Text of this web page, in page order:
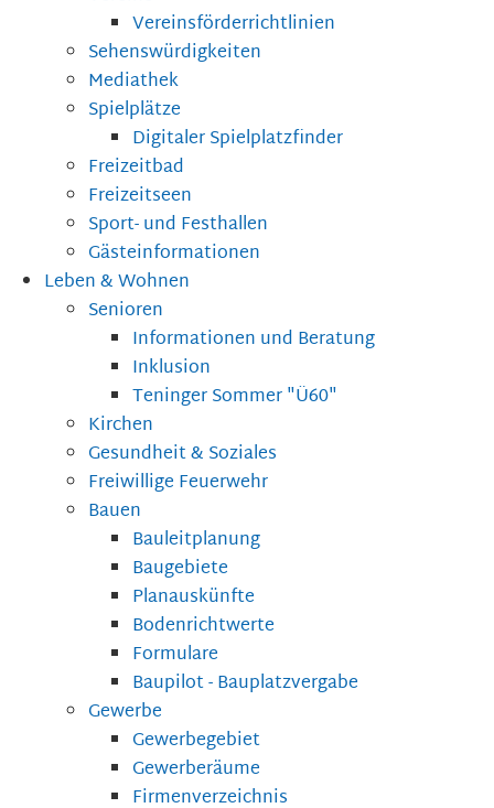
Vereinsförderrichtlinien
Sehenswürdigkeiten
Mediathek
Spielplätze
Digitaler Spielplatzfinder
Freizeitbad
Freizeitseen
Sport- und Festhallen
Gästeinformationen
Leben & Wohnen
Senioren
Informationen und Beratung
Inklusion
Teninger Sommer "Ü60"
Kirchen
Gesundheit & Soziales
Freiwillige Feuerwehr
Bauen
Bauleitplanung
Baugebiete
Planauskünfte
Bodenrichtwerte
Formulare
Baupilot - Bauplatzvergabe
Gewerbe
Gewerbegebiet
Gewerberäume
Firmenverzeichnis